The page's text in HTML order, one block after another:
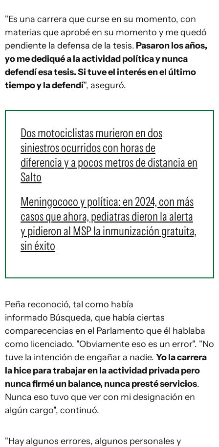
"Es una carrera que curse en su momento, con
materias que aprobé en su momento y me quedó
pendiente la defensa de la tesis. Pasaron los años,
yo me dediqué a la actividad política y nunca
defendí esa tesis. Si tuve el interés en el último
tiempo y la defendí", aseguró.
Dos motociclistas murieron en dos
siniestros ocurridos con horas de
diferencia y a pocos metros de distancia en
Salto
Meningococo y política: en 2024, con más
casos que ahora, pediatras dieron la alerta
y pidieron al MSP la inmunización gratuita,
sin éxito
Peña reconoció, tal como había
informado Búsqueda, que había ciertas
comparecencias en el Parlamento que él hablaba
como licenciado. "Obviamente eso es un error". "No
tuve la intención de engañar a nadie. Yo la carrera
la hice para trabajar en la actividad privada pero
nunca firmé un balance, nunca presté servicios.
Nunca eso tuvo que ver con mi designación en
algún cargo", continuó.
"Hay algunos errores, algunos personales y